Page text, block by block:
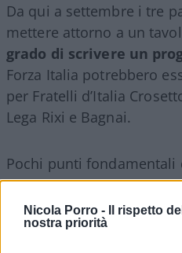
Nicola Porro -
Il rispetto
nostra priorità
Da qui a settembre i tre
mettere attorno a un
grado di scrivere un
Forza Italia potrebbero
per Fratelli d’Italia
Lega Rixi e Bagnai.
Pochi punti fondamentali
ancora una comunanza
debito pubblico da
riscrivere. In politica